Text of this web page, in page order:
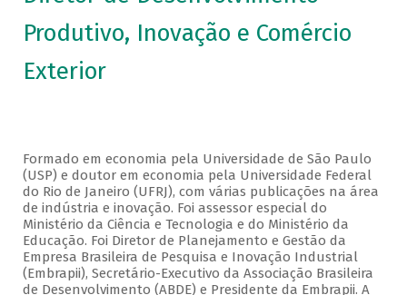
Produtivo, Inovação e Comércio
Exterior
Formado em economia pela Universidade de São Paulo
(USP) e doutor em economia pela Universidade Federal
do Rio de Janeiro (UFRJ), com várias publicações na área
de indústria e inovação. Foi assessor especial do
Ministério da Ciência e Tecnologia e do Ministério da
Educação. Foi Diretor de Planejamento e Gestão da
Empresa Brasileira de Pesquisa e Inovação Industrial
(Embrapii), Secretário-Executivo da Associação Brasileira
de Desenvolvimento (ABDE) e Presidente da Embrapii. A